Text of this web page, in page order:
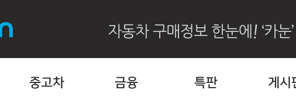
중고차 금융 특판 게시